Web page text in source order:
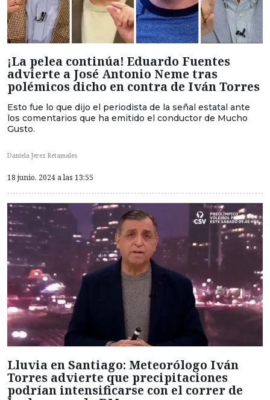
¡La pelea continúa! Eduardo Fuentes
advierte a José Antonio Neme tras
polémicos dicho en contra de Iván Torres
Esto fue lo que dijo el periodista de la señal estatal ante
los comentarios que ha emitido el conductor de Mucho
Gusto.
Daniela Jerez Retamales
18 junio, 2024 a las 13:55
Lluvia en Santiago: Meteorólogo Iván
Torres advierte que precipitaciones
podrían intensificarse con el correr de